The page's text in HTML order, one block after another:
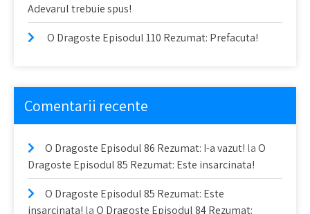
Adevarul trebuie spus!
O Dragoste Episodul 110 Rezumat: Prefacuta!
Comentarii recente
O Dragoste Episodul 86 Rezumat: I-a vazut! laO
Dragoste Episodul 85 Rezumat: Este insarcinata!
O Dragoste Episodul 85 Rezumat: Este
insarcinata! laO Dragoste Episodul 84 Rezumat: